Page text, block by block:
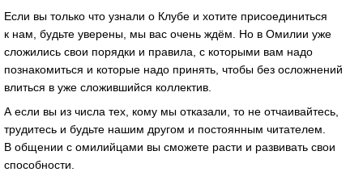
Если вы только что узнали о Клубе и хотите присоединиться
к нам, будьте уверены, мы вас очень ждём. Но в Омилии уже
сложились свои порядки и правила, с которыми вам надо
познакомиться и которые надо принять, чтобы без осложнений
влиться в уже сложившийся коллектив.
А если вы из числа тех, кому мы отказали, то не отчаивайтесь,
трудитесь и будьте нашим другом и постоянным читателем.
В общении с омилийцами вы сможете расти и развивать свои
способности.